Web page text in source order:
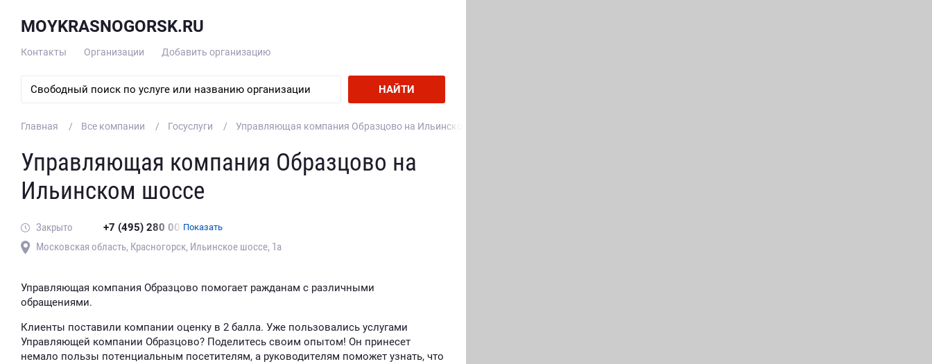
MOYKRASNOGORSK.RU
Контакты Организации Добавить организацию
НАЙТИ
Главная Все компании Госуслуги Управляющая компания Образцово на Ильинском шоссе
Управляющая компания Образцово на
Ильинском шоссе
Закрыто +7 (495) 280 00 Показать
Московская область, Красногорск, Ильинское шоссе, 1а
Управляющая компания Образцово помогает ражданам с различными
обращениями.
Клиенты поставили компании оценку в 2 балла. Уже пользовались услугами
Управляющей компании Образцово? Поделитесь своим опытом! Он принесет
немало пользы потенциальным посетителям, а руководителям поможет узнать, что